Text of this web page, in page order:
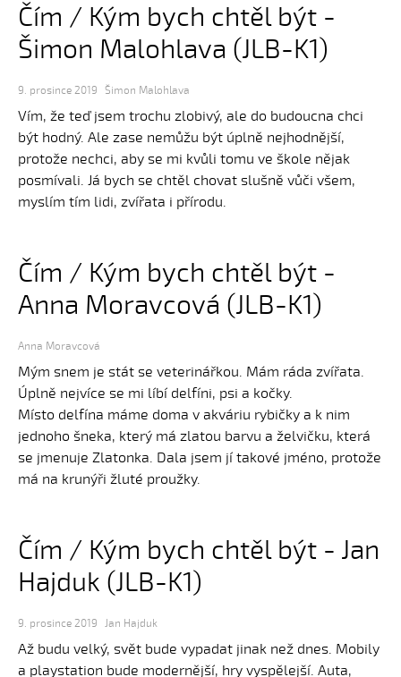
Čím / Kým bych chtěl být -
Šimon Malohlava (JLB-K1)
9. prosince 2019 Šimon Malohlava
Vím, že teď jsem trochu zlobivý, ale do budoucna chci
být hodný. Ale zase nemůžu být úplně nejhodnější,
protože nechci, aby se mi kvůli tomu ve škole nějak
posmívali. Já bych se chtěl chovat slušně vůči všem,
myslím tím lidi, zvířata i přírodu.
Čím / Kým bych chtěl být -
Anna Moravcová (JLB-K1)
Anna Moravcová
Mým snem je stát se veterinářkou. Mám ráda zvířata.
Úplně nejvíce se mi líbí delfíni, psi a kočky.
Místo delfína máme doma v akváriu rybičky a k nim
jednoho šneka, který má zlatou barvu a želvičku, která
se jmenuje Zlatonka. Dala jsem jí takové jméno, protože
má na krunýři žluté proužky.
Čím / Kým bych chtěl být - Jan
Hajduk (JLB-K1)
9. prosince 2019 Jan Hajduk
Až budu velký, svět bude vypadat jinak než dnes. Mobily
a playstation bude modernější, hry vyspělejší. Auta,